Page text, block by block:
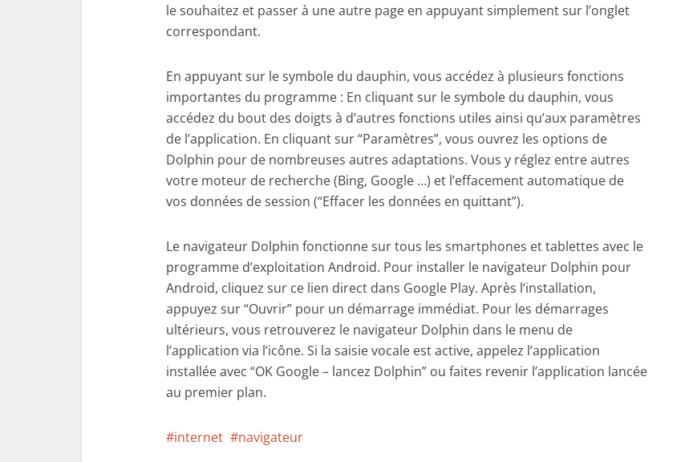
le souhaitez et passer à une autre page en appuyant simplement sur l’onglet
correspondant.
En appuyant sur le symbole du dauphin, vous accédez à plusieurs fonctions
importantes du programme : En cliquant sur le symbole du dauphin, vous
accédez du bout des doigts à d’autres fonctions utiles ainsi qu’aux paramètres
de l’application. En cliquant sur “Paramètres”, vous ouvrez les options de
Dolphin pour de nombreuses autres adaptations. Vous y réglez entre autres
votre moteur de recherche (Bing, Google …) et l’effacement automatique de
vos données de session (“Effacer les données en quittant”).
Le navigateur Dolphin fonctionne sur tous les smartphones et tablettes avec le
programme d’exploitation Android. Pour installer le navigateur Dolphin pour
Android, cliquez sur ce lien direct dans Google Play. Après l’installation,
appuyez sur “Ouvrir” pour un démarrage immédiat. Pour les démarrages
ultérieurs, vous retrouverez le navigateur Dolphin dans le menu de
l’application via l’icône. Si la saisie vocale est active, appelez l’application
installée avec “OK Google – lancez Dolphin” ou faites revenir l’application lancée
au premier plan.
internet navigateur